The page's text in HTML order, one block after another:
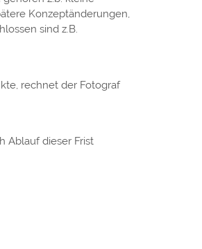
Konzeptänderungen,
sind z.B.
rechnet der Fotograf
Ablauf dieser Frist